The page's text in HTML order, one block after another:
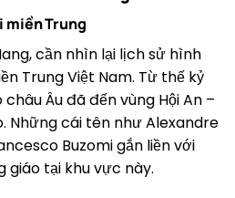
miền Trung
cần nhìn lại lịch sử hình
Trung Việt Nam. Từ thế kỷ
Âu đã đến vùng Hội An –
Những cái tên như Alexandre
Buzomi gắn liền với
giáo tại khu vực này.